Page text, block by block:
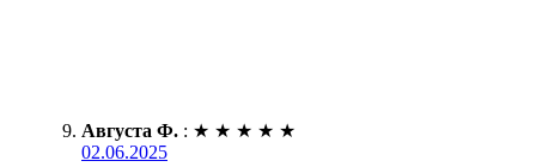
Августа Ф. : ★ ★ ★ ★ ★
02.06.2025